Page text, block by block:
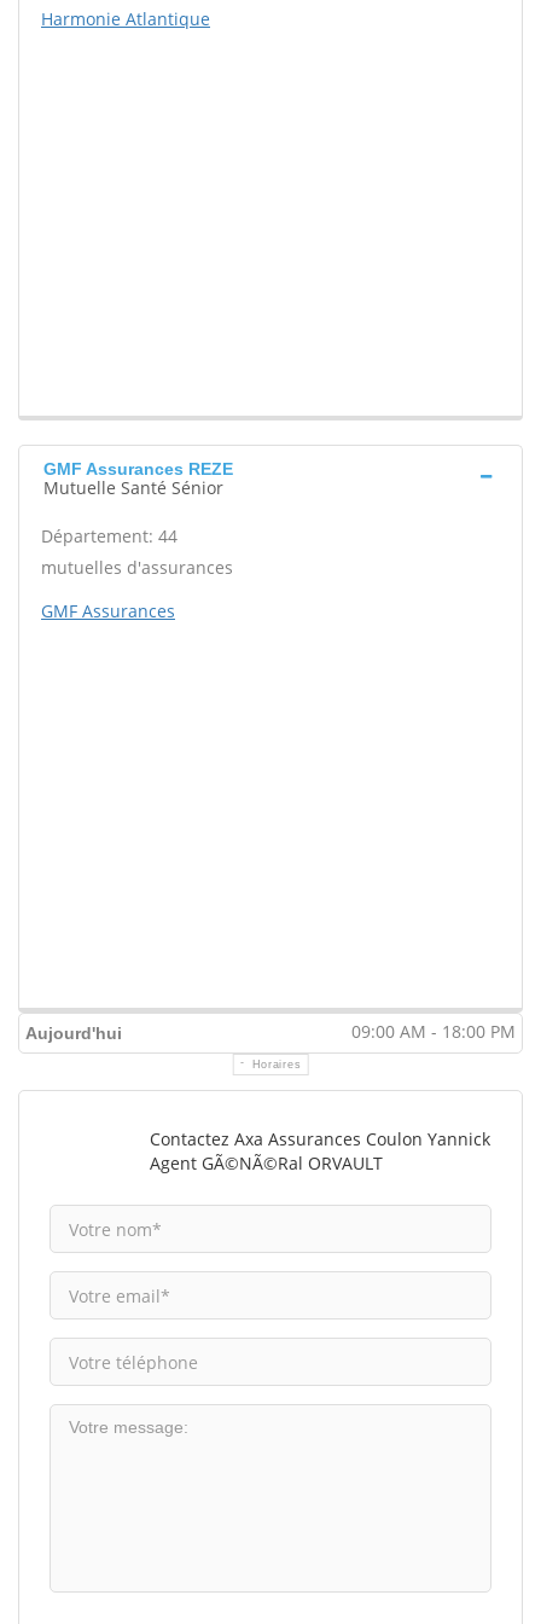
Harmonie Atlantique
GMF Assurances REZE
Mutuelle Santé Sénior
Département: 44
mutuelles d'assurances
GMF Assurances
Aujourd'hui 09:00 AM - 18:00 PM
Horaires
Contactez Axa Assurances Coulon Yannick
Agent GÃ©nÃ©ral ORVAULT